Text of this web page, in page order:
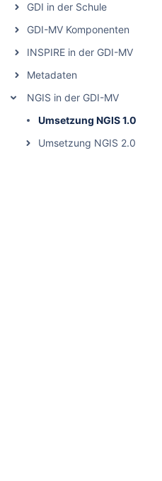
GDI in der Schule
GDI-MV Komponenten
INSPIRE in der GDI-MV
Metadaten
NGIS in der GDI-MV
Umsetzung NGIS 1.0
Umsetzung NGIS 2.0